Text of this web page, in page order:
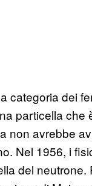
categoria dei
particella che
non avrebbe
Nel 1956, i
del